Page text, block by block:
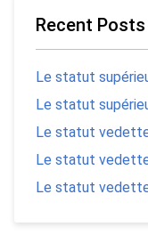
Recent Posts
Le statut
Le statut
Le statut
Le statut
Le statut